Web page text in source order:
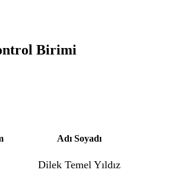
Birimi
Adı Soyadı
Dilek Temel Yıldız